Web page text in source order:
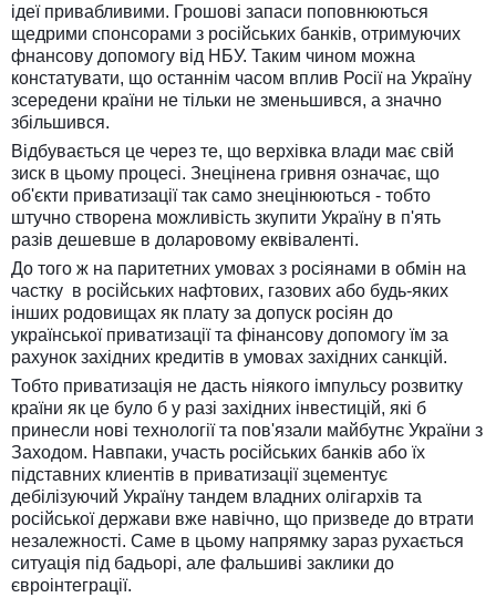
ідеї привабливими. Грошові запаси поповнюються
щедрими спонсорами з російських банків, отримуючих
фнансову допомогу від НБУ. Таким чином можна
констатувати, що останнім часом вплив Росії на Україну
зсередени країни не тільки не зменьшився, а значно
збільшився.
Відбувається це через те, що верхівка влади має свій
зиск в цьому процесі. Знецінена гривня означає, що
об'єкти приватизації так само знецінюються - тобто
штучно створена можливість зкупити Україну в п'ять
разів дешевше в доларовому еквіваленті.
До того ж на паритетних умовах з росіянами в обмін на
частку в російських нафтових, газових або будь-яких
інших родовищах як плату за допуск росіян до
української приватизації та фінансову допомогу їм за
рахунок західних кредитів в умовах західних санкцій.
Тобто приватизація не дасть ніякого імпульсу розвитку
країни як це було б у разі західних інвестицій, які б
принесли нові технології та пов'язали майбутнє України з
Заходом. Навпаки, участь російських банків або їх
підставних клиентів в приватизації зцементує
дебілізуючий Україну тандем владних олігархів та
російської держави вже навічно, що призведе до втрати
незалежності. Саме в цьому напрямку зараз рухається
ситуація під бадьорі, але фальшиві заклики до
євроінтеграції.